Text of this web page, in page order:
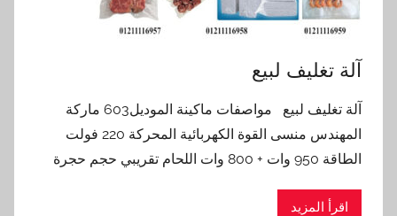
آلة تغليف لبيع
آلة تغليف لبيع مواصفات ماكينة الموديل603 ماركة
المهندس منسى القوة الكهربائية المحركة 220 فولت
الطاقة 950 وات + 800 وات اللحام تقريبي حجم حجرة
اقرأ المزيد